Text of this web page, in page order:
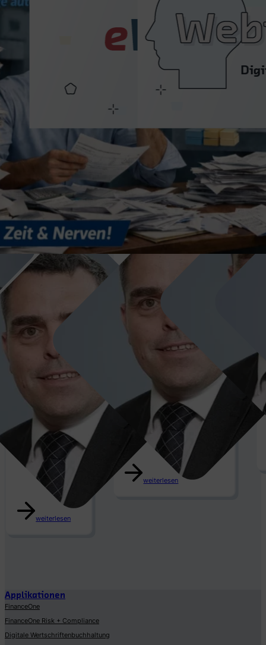
Mehr
machen die Arbeit
effizienter und
transparenter.
Tino
weiterlesen
01.06.2026
Digitales
Bankbelegarchiv
mit Cloud & KI
Digitale Bankbelege aus der
Tino
weiterlesen
Applikationen
FinanceOne
FinanceOne Risk + Compliance
Digitale Wertschriftenbuchhaltung